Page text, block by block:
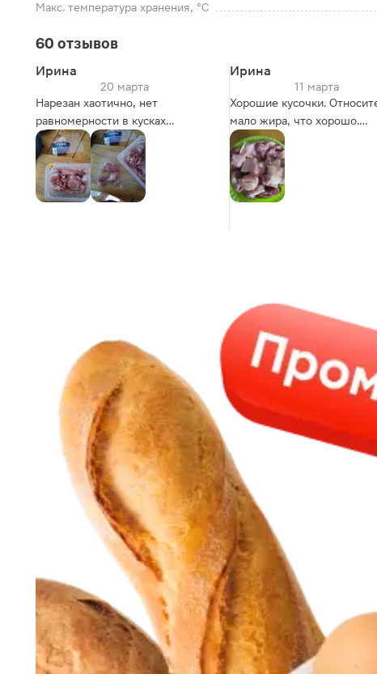
Макс. температура хранения, °C
60 отзывов
Ирина
20 марта
Нарезан хаотично, нет
равномерности в кусках
совсем!!!! Приготовилось
быстро, мясо мягкое, есть
прожилки...мало, но для меня
лично это приемлемо, я люблю.
Ирина
11 марта
Хорошие кусочки.
мало жира, что хорошо.
Достаточно большие,
использовать для шашлыка
(например, для
шашлычницы). Да и цена